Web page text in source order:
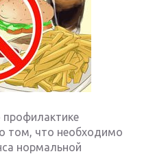
профилактике
том, что необходимо
нормальной